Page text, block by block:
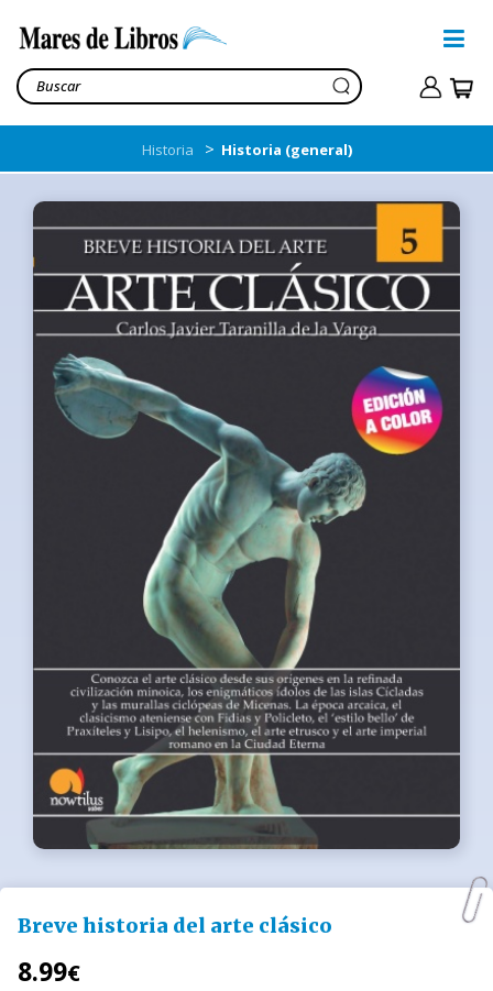
Historia > Historia (general)
Breve historia del arte clásico
8.99€